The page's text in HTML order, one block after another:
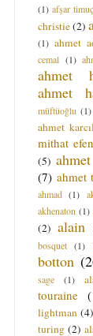
(1) afşar
christie(2)
(1) ahmet
cemal (1)
ahmet
ahmet
müftüoğlu (1)
ahmet
mithat
(5)
(7) ahmet
ahmad (1)
akhenaton (1)
(2) alain
bosquet (1)
botton
sage
(1)
touraine
lightman (4)
turing (2)